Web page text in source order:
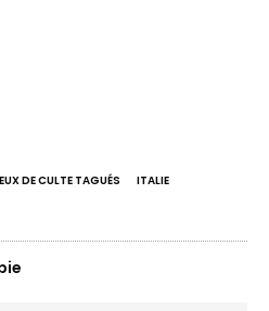
DE CULTE TAGUÉS
ITALIE